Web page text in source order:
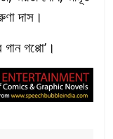
দাস।
গপ্পো’।